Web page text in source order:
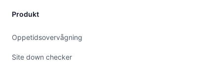
Produkt
Oppetidsovervågning
Site down checker